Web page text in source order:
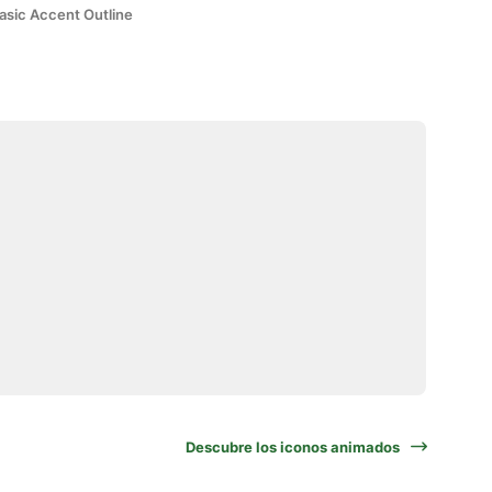
Accent Outline
Descubre los iconos animados